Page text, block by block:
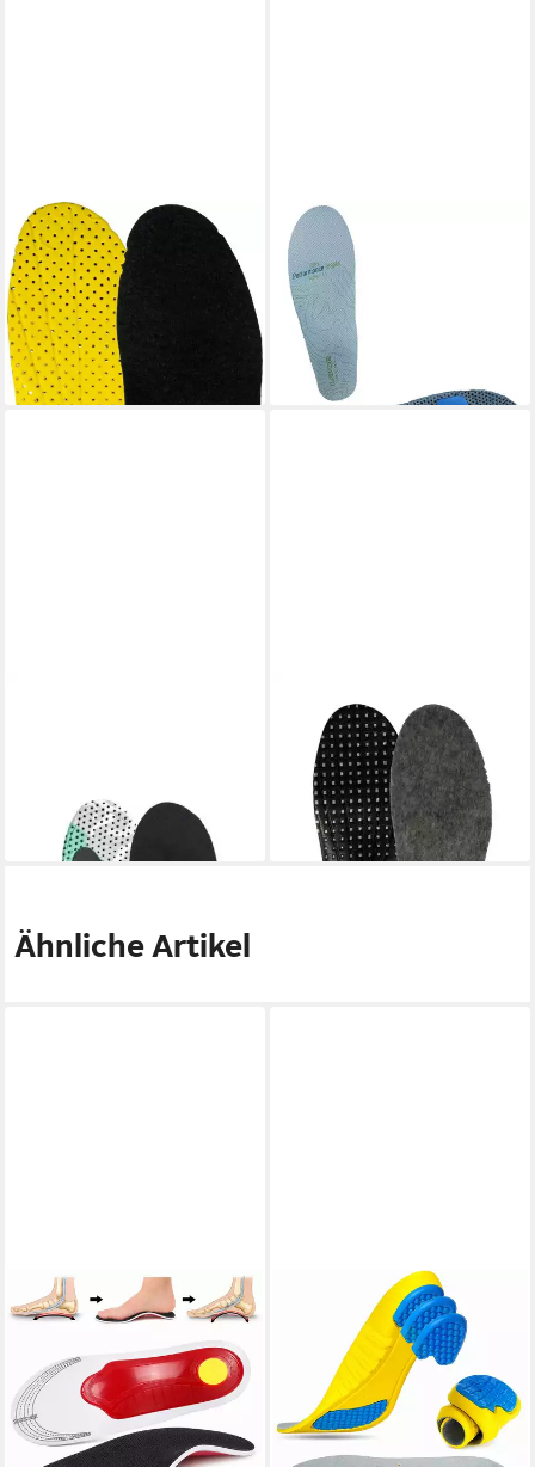
LOWA
Fußbetteinlage Fußbett
Mountain Insulate - Komfort
auch an kalten Tagen
13,95 €
(13,95 €/ 1 Paar)
lieferbar - in 3-4 Werktagen bei dir
LOWA
Fußbetteinlage Fußbett
Performance Insole 4-5 für
All Terrain
35,00 €
(35,00 €/ 1 Paar)
lieferbar - in 3-4 Werktagen bei dir
lieferbar - in 2-3 Werktagen bei dir
Thermosohlen Fußbett Cold
Weather
12,95 €
(12,95 €/ 1 Paar)
lieferbar - in 3-4 Werktagen bei dir
Ähnliche Artikel